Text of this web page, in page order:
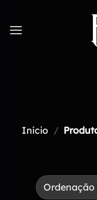
content
Início /